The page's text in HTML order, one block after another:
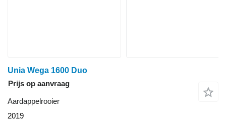
Unia Wega 1600 Duo
Prijs op aanvraag
Aardappelrooier
2019